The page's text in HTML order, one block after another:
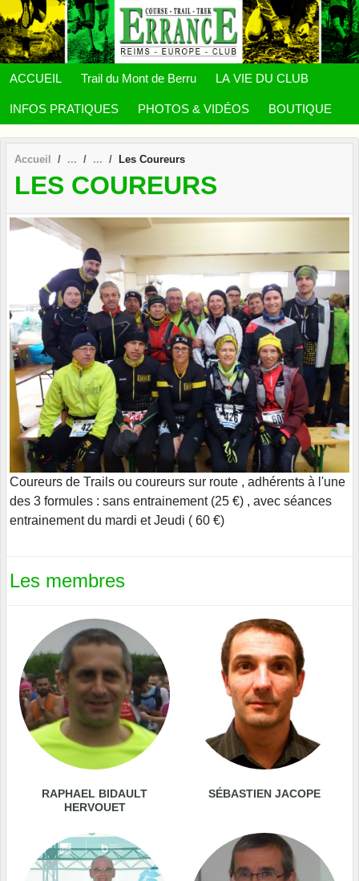
ACCUEIL Trail du Mont de Berru LA VIE DU CLUB
INFOS PRATIQUES PHOTOS & VIDÉOS BOUTIQUE
Accueil Les Coureurs
LES COUREURS
Coureurs de Trails ou coureurs sur route , adhérents à l'une
des 3 formules : sans entrainement (25 €) , avec séances
entrainement du mardi et Jeudi ( 60 €)
Les membres
RAPHAEL BIDAULT
HERVOUET
SÉBASTIEN JACOPE
Panneau de gestion des cookies